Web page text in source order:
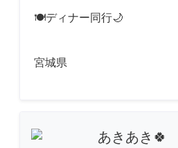
🍽ディナー同行🌙
宮城県
あきあき🍀